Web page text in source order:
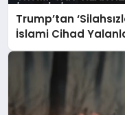
Trump’tan
İslami Cihad